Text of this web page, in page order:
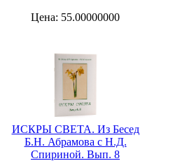
Цена: 55.00000000
ИСКРЫ СВЕТА. Из Бесед
Б.Н. Абрамова с Н.Д.
Спириной. Вып. 8